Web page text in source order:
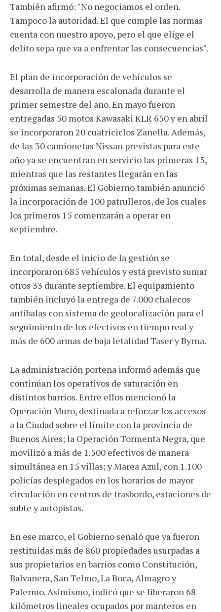
También afirmó: "No negociamos el orden.
Tampoco la autoridad. El que cumple las normas
cuenta con nuestro apoyo, pero el que elige el
delito sepa que va a enfrentar las consecuencias".
El plan de incorporación de vehículos se
desarrolla de manera escalonada durante el
primer semestre del año. En mayo fueron
entregadas 50 motos Kawasaki KLR 650 y en abril
se incorporaron 20 cuatriciclos Zanella. Además,
de las 30 camionetas Nissan previstas para este
año ya se encuentran en servicio las primeras 15,
mientras que las restantes llegarán en las
próximas semanas. El Gobierno también anunció
la incorporación de 100 patrulleros, de los cuales
los primeros 15 comenzarán a operar en
septiembre.
En total, desde el inicio de la gestión se
incorporaron 685 vehículos y está previsto sumar
otros 33 durante septiembre. El equipamiento
también incluyó la entrega de 7.000 chalecos
antibalas con sistema de geolocalización para el
seguimiento de los efectivos en tiempo real y
más de 600 armas de baja letalidad Taser y Byrna.
La administración porteña informó además que
continúan los operativos de saturación en
distintos barrios. Entre ellos mencionó la
Operación Muro, destinada a reforzar los accesos
a la Ciudad sobre el límite con la provincia de
Buenos Aires; la Operación Tormenta Negra, que
movilizó a más de 1.500 efectivos de manera
simultánea en 15 villas; y Marea Azul, con 1.100
policías desplegados en los horarios de mayor
circulación en centros de trasbordo, estaciones de
subte y autopistas.
En ese marco, el Gobierno señaló que ya fueron
restituidas más de 860 propiedades usurpadas a
sus propietarios en barrios como Constitución,
Balvanera, San Telmo, La Boca, Almagro y
Palermo. Asimismo, indicó que se liberaron 68
kilómetros lineales ocupados por manteros en